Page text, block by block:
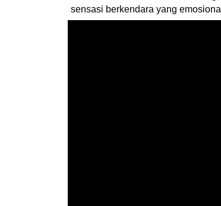
sensasi berkendara yang